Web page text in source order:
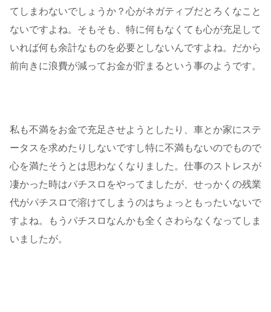
てしまわないでしょうか？心がネガティブだとろくなこと
ないですよね。そもそも、特に何もなくても心が充足して
いれば何も余計なものを必要としないんですよね。だから
前向きに浪費が減ってお金が貯まるという事のようです。
私も不満をお金で充足させようとしたり、車とか家にステ
ータスを求めたりしないですし特に不満もないのでもので
心を満たそうとは思わなくなりました。仕事のストレスが
凄かった時はパチスロをやってましたが、せっかくの残業
代がパチスロで溶けてしまうのはちょっともったいないで
すよね。もうパチスロなんかも全くさわらなくなってしま
いましたが。